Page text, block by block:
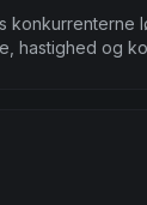
hastighed og